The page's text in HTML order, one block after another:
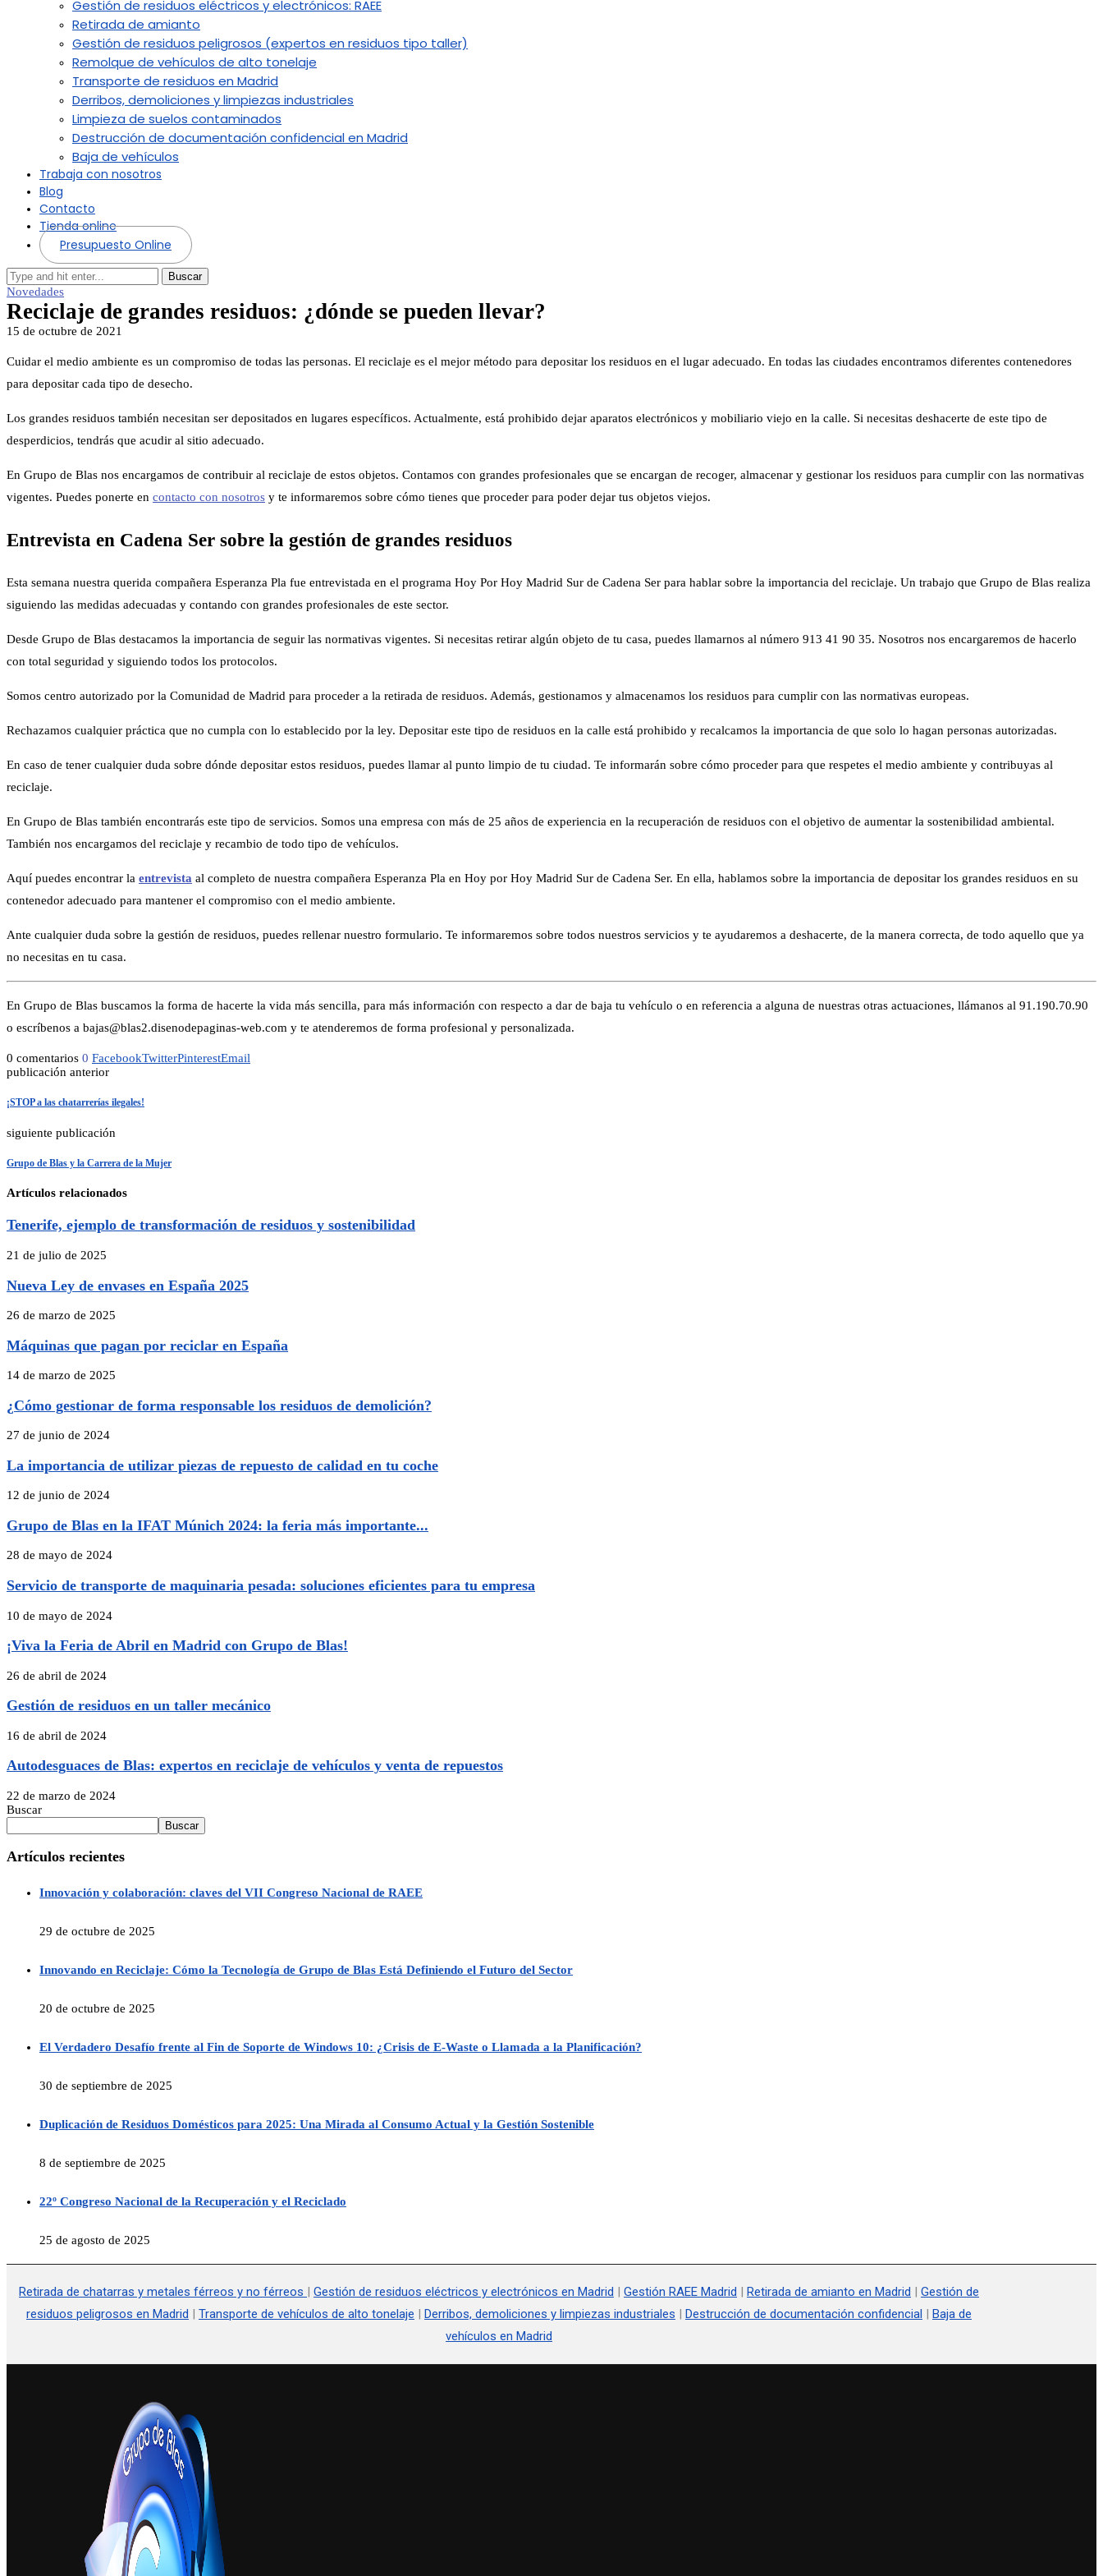
Gestión de residuos eléctricos y electrónicos: RAEE
Retirada de amianto
Gestión de residuos peligrosos (expertos en residuos tipo taller)
Remolque de vehículos de alto tonelaje
Transporte de residuos en Madrid
Derribos, demoliciones y limpiezas industriales
Limpieza de suelos contaminados
Destrucción de documentación confidencial en Madrid
Baja de vehículos
Trabaja con nosotros
Blog
Contacto
Tienda online
Presupuesto Online
Buscar
Novedades
Reciclaje de grandes residuos: ¿dónde se pueden llevar?
15 de octubre de 2021
Cuidar el medio ambiente es un compromiso de todas las personas. El reciclaje es el mejor método para depositar los residuos en el lugar adecuado. En todas las ciudades encontramos diferentes contenedores
para depositar cada tipo de desecho.
Los grandes residuos también necesitan ser depositados en lugares específicos. Actualmente, está prohibido dejar aparatos electrónicos y mobiliario viejo en la calle. Si necesitas deshacerte de este tipo de
desperdicios, tendrás que acudir al sitio adecuado.
En Grupo de Blas nos encargamos de contribuir al reciclaje de estos objetos. Contamos con grandes profesionales que se encargan de recoger, almacenar y gestionar los residuos para cumplir con las normativas
vigentes. Puedes ponerte en contacto con nosotros y te informaremos sobre cómo tienes que proceder para poder dejar tus objetos viejos.
Entrevista en Cadena Ser sobre la gestión de grandes residuos
Esta semana nuestra querida compañera Esperanza Pla fue entrevistada en el programa Hoy Por Hoy Madrid Sur de Cadena Ser para hablar sobre la importancia del reciclaje. Un trabajo que Grupo de Blas realiza
siguiendo las medidas adecuadas y contando con grandes profesionales de este sector.
Desde Grupo de Blas destacamos la importancia de seguir las normativas vigentes. Si necesitas retirar algún objeto de tu casa, puedes llamarnos al número 913 41 90 35. Nosotros nos encargaremos de hacerlo
con total seguridad y siguiendo todos los protocolos.
Somos centro autorizado por la Comunidad de Madrid para proceder a la retirada de residuos. Además, gestionamos y almacenamos los residuos para cumplir con las normativas europeas.
Rechazamos cualquier práctica que no cumpla con lo establecido por la ley. Depositar este tipo de residuos en la calle está prohibido y recalcamos la importancia de que solo lo hagan personas autorizadas.
En caso de tener cualquier duda sobre dónde depositar estos residuos, puedes llamar al punto limpio de tu ciudad. Te informarán sobre cómo proceder para que respetes el medio ambiente y contribuyas al
reciclaje.
En Grupo de Blas también encontrarás este tipo de servicios. Somos una empresa con más de 25 años de experiencia en la recuperación de residuos con el objetivo de aumentar la sostenibilidad ambiental.
También nos encargamos del reciclaje y recambio de todo tipo de vehículos.
Aquí puedes encontrar la entrevista al completo de nuestra compañera Esperanza Pla en Hoy por Hoy Madrid Sur de Cadena Ser. En ella, hablamos sobre la importancia de depositar los grandes residuos en su
contenedor adecuado para mantener el compromiso con el medio ambiente.
Ante cualquier duda sobre la gestión de residuos, puedes rellenar nuestro formulario. Te informaremos sobre todos nuestros servicios y te ayudaremos a deshacerte, de la manera correcta, de todo aquello que ya
no necesitas en tu casa.
En Grupo de Blas buscamos la forma de hacerte la vida más sencilla, para más información con respecto a dar de baja tu vehículo o en referencia a alguna de nuestras otras actuaciones, llámanos al 91.190.70.90
o escríbenos a bajas@blas2.disenodepaginas-web.com y te atenderemos de forma profesional y personalizada.
0 comentarios 0 FacebookTwitterPinterestEmail
publicación anterior
¡STOP a las chatarrerías ilegales!
siguiente publicación
Grupo de Blas y la Carrera de la Mujer
Artículos relacionados
Tenerife, ejemplo de transformación de residuos y sostenibilidad
21 de julio de 2025
Nueva Ley de envases en España 2025
26 de marzo de 2025
Máquinas que pagan por reciclar en España
14 de marzo de 2025
¿Cómo gestionar de forma responsable los residuos de demolición?
27 de junio de 2024
La importancia de utilizar piezas de repuesto de calidad en tu coche
12 de junio de 2024
Grupo de Blas en la IFAT Múnich 2024: la feria más importante...
28 de mayo de 2024
Servicio de transporte de maquinaria pesada: soluciones eficientes para tu empresa
10 de mayo de 2024
¡Viva la Feria de Abril en Madrid con Grupo de Blas!
26 de abril de 2024
Gestión de residuos en un taller mecánico
16 de abril de 2024
Autodesguaces de Blas: expertos en reciclaje de vehículos y venta de repuestos
22 de marzo de 2024
Buscar
Buscar
Artículos recientes
Innovación y colaboración: claves del VII Congreso Nacional de RAEE
29 de octubre de 2025
Innovando en Reciclaje: Cómo la Tecnología de Grupo de Blas Está Definiendo el Futuro del Sector
20 de octubre de 2025
El Verdadero Desafío frente al Fin de Soporte de Windows 10: ¿Crisis de E-Waste o Llamada a la Planificación?
30 de septiembre de 2025
Duplicación de Residuos Domésticos para 2025: Una Mirada al Consumo Actual y la Gestión Sostenible
8 de septiembre de 2025
22º Congreso Nacional de la Recuperación y el Reciclado
25 de agosto de 2025
Retirada de chatarras y metales férreos y no férreos | Gestión de residuos eléctricos y electrónicos en Madrid | Gestión RAEE Madrid | Retirada de amianto en Madrid | Gestión de
residuos peligrosos en Madrid | Transporte de vehículos de alto tonelaje | Derribos, demoliciones y limpiezas industriales | Destrucción de documentación confidencial | Baja de
vehículos en Madrid